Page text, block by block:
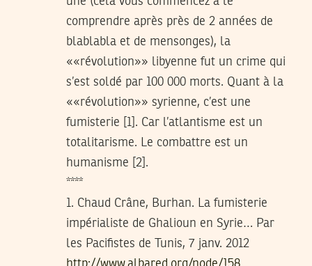
comprendre après près de 2 années de
blablabla et de mensonges), la
««révolution»» libyenne fut un crime qui
s’est soldé par 100 000 morts. Quant à la
««révolution»» syrienne, c’est une
fumisterie [1]. Car l’atlantisme est un
totalitarisme. Le combattre est un
humanisme [2].
****
1. Chaud Crâne, Burhan. La fumisterie
impérialiste de Ghalioun en Syrie… Par
les Pacifistes de Tunis, 7 janv. 2012